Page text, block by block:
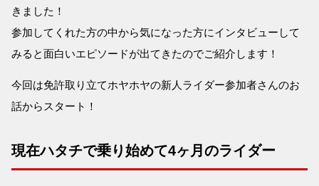
きました！
参加してくれた方の中から気になった方にインタビューして
みると面白いエピソードが出てきたのでご紹介します！
今回は免許取り立てホヤホヤの新人ライダー参加者さんのお
話からスタート！
現在ハタチで乗り始めて4ヶ月のライダー